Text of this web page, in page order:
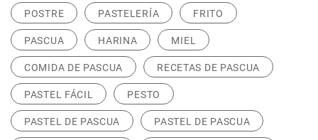
POSTRE PASTELERÍA FRITO
PASCUA HARINA MIEL
COMIDA DE PASCUA RECETAS DE PASCUA
PASTEL FÁCIL PESTO
PASTEL DE PASCUA PASTEL DE PASCUA